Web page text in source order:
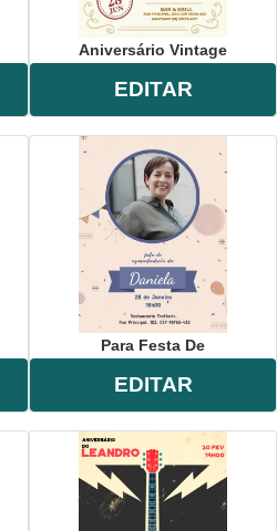
Aniversário Vintage
EDITAR
Para Festa De
EDITAR